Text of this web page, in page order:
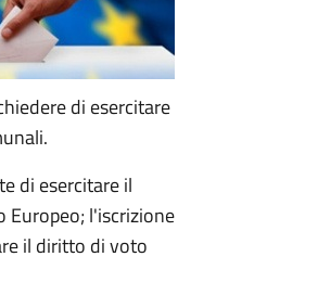
di esercitare
di esercitare il
Europeo; l'iscrizione
il diritto di voto